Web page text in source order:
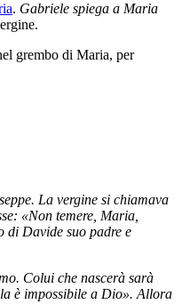
. Gabriele spiega a Maria
grembo di Maria, per
La vergine si chiamava
«Non temere, Maria,
di Davide suo padre e
Colui che nascerà sarà
è impossibile a Dio». Allora